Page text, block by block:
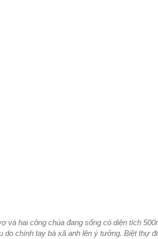
và hai công chúa đang sống có diện tích
do chính tay bà xã anh lên ý tưởng. Biệt thự